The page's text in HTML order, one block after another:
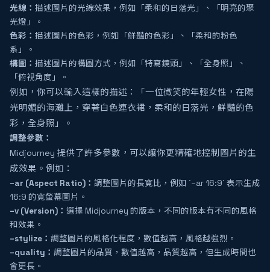
光線： 描述圖片的光線效果，例如「柔和的日落光」、「明亮的聚
光燈」。
色彩： 描述圖片的色彩，例如「鮮豔的色彩」、「柔和的粉色
系」。
構圖： 描述圖片的構圖方式，例如「特寫鏡頭」、「全身照」、
「俯視角度」。
例如，你可以輸入這樣的描述：「一位微笑的年輕女性，在陽
光明媚的海灘上，穿著白色連衣裙，柔和的日落光，鮮豔的色
彩，全身照」。
調整參數：
Midjourney 提供了許多參數，可以讓你更精確地控制圖片的生
成效果。例如：
–ar (Aspect Ratio)： 調整圖片的長寬比，例如 `–ar 16:9` 表示生成
16:9 的寬螢幕圖片。
–v (Version)： 選擇 Midjourney 的版本，不同的版本有不同的風格
和效果。
–stylize： 調整圖片的風格化程度，數值越高，風格越強烈。
–quality： 調整圖片的品質，數值越高，品質越高，但生成時間也
會更長。